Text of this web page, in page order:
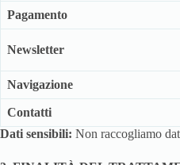
Pagamento
Newsletter
Navigazione
Contatti
Dati sensibili: Non raccogliamo